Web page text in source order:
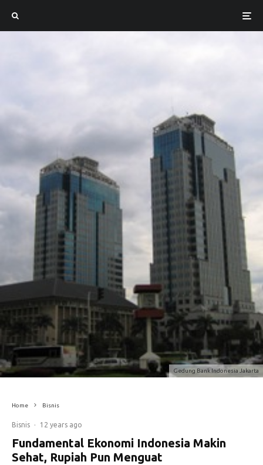
Gedung Bank Indonesia Jakarta
Home Bisnis
Bisnis · 12 years ago
Fundamental Ekonomi Indonesia Makin
Sehat, Rupiah Pun Menguat